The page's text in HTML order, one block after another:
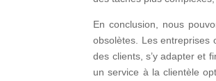
En conclusion, nous
obsolètes. Les entreprises
des clients, s’y adapter et
un service à la clientèle